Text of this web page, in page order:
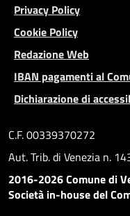
Privacy Policy
Cookie Policy
Redazione Web
IBAN pagamenti al
Dichiarazione di
C.F. 00339370272
Aut. Trib. di Venezia n.
2016-2026 Comune di
Società in-house del